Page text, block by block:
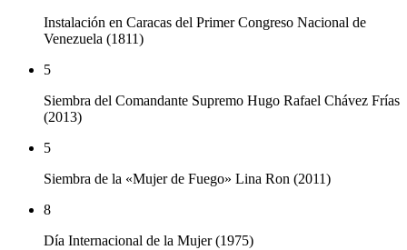
Instalación en Caracas del Primer Congreso Nacional de
Venezuela (1811)
5
Siembra del Comandante Supremo Hugo Rafael Chávez Frías
(2013)
5
Siembra de la «Mujer de Fuego» Lina Ron (2011)
8
Día Internacional de la Mujer (1975)